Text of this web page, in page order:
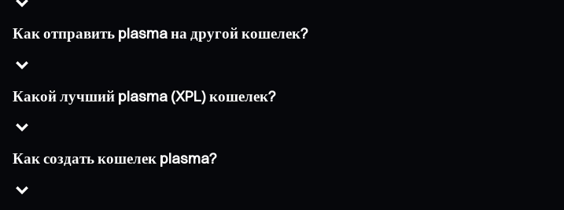
Как отправить plasma на другой кошелек?
Какой лучший plasma (XPL) кошелек?
Как создать кошелек plasma?